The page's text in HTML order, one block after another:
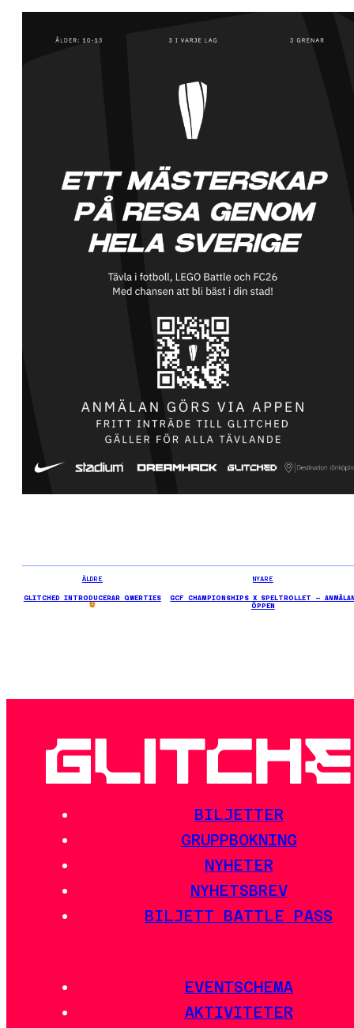
ÄLDRE
GLITCHED INTRODUCERAR QWERTIES
NYARE
GCF CHAMPIONSHIPS X SPELTROLLET –
ÖPPEN
BILJETTER
GRUPPBOKNING
NYHETER
NYHETSBREV
BILJETT BATTLE PASS
EVENTSCHEMA
AKTIVITETER